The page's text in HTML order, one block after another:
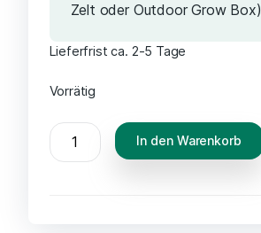
Zelt oder Outdoor Grow Box)
Lieferfrist ca. 2-5 Tage
Vorrätig
In den Warenkorb